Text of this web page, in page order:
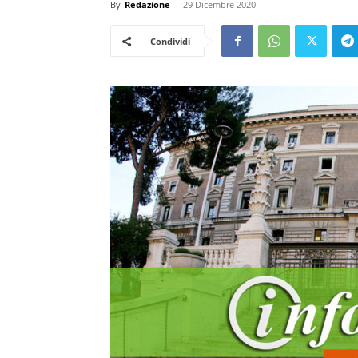
By Redazione - 29 Dicembre 2020
Condividi